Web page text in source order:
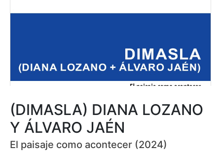
(DIMASLA) DIANA LOZANO
Y ÁLVARO JAÉN
El paisaje como acontecer (2024)